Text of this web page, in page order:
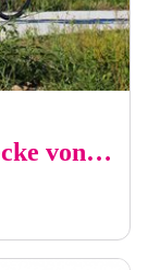
Eurovélo 8 (2020) : Teilstrecke von Sorède nach Argelès-sur-Mer